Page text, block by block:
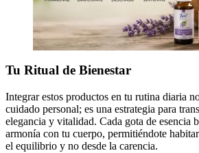
Tu Ritual de Bienestar
Integrar estos productos en tu rutina diaria
cuidado personal; es una estrategia para
elegancia y vitalidad. Cada gota de esencia
armonía con tu cuerpo, permitiéndote
el equilibrio y no desde la carencia.